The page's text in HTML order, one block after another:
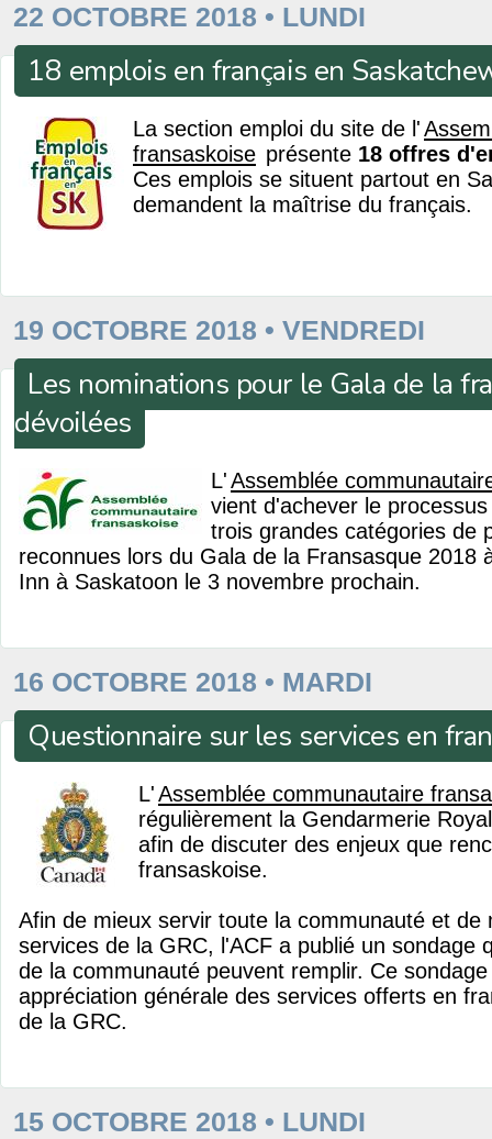
22 OCTOBRE 2018 • LUNDI
18 emplois en français en
La section emploi du site de l'
fransaskoise présente 18 offres
Ces emplois se situent partout en
demandent la maîtrise du français.
19 OCTOBRE 2018 • VENDREDI
Les nominations pour le Gala de la
dévoilées
L'Assemblée
vient d'achever le
trois grandes catégories de
reconnues lors du Gala de la Fransasque 2018
Inn à Saskatoon le 3 novembre prochain.
16 OCTOBRE 2018 • MARDI
Questionnaire sur les services en
L'Assemblée communautaire
régulièrement la Gendarmerie
afin de discuter des enjeux que
fransaskoise.
Afin de mieux servir toute la communauté et de
services de la GRC, l'ACF a publié un sondage
de la communauté peuvent remplir. Ce
appréciation générale des services offerts en
de la GRC.
15 OCTOBRE 2018 • LUNDI